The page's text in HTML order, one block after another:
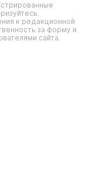
к редакционной
за форму и
сайта.